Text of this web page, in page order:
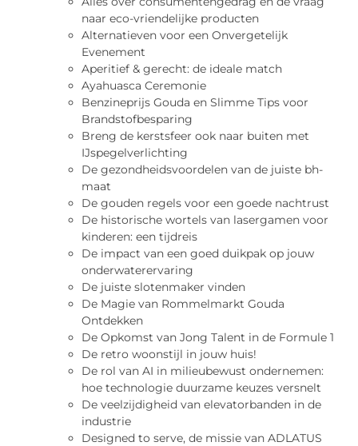
naar eco-vriendelijke producten
Alternatieven voor een Onvergetelijk
Evenement
Aperitief & gerecht: de ideale match
Ayahuasca Ceremonie
Benzineprijs Gouda en Slimme Tips voor
Brandstofbesparing
Breng de kerstsfeer ook naar buiten met
IJspegelverlichting
De gezondheidsvoordelen van de juiste bh-
maat
De gouden regels voor een goede nachtrust
De historische wortels van lasergamen voor
kinderen: een tijdreis
De impact van een goed duikpak op jouw
onderwaterervaring
De juiste slotenmaker vinden
De Magie van Rommelmarkt Gouda
Ontdekken
De Opkomst van Jong Talent in de Formule 1
De retro woonstijl in jouw huis!
De rol van AI in milieubewust ondernemen:
hoe technologie duurzame keuzes versnelt
De veelzijdigheid van elevatorbanden in de
industrie
Designed to serve, de missie van ADLATUS